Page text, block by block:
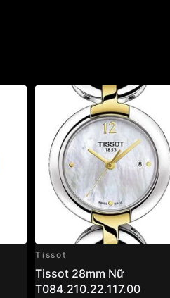
Tissot
Tissot 28mm Nữ
T084.210.22.117.00